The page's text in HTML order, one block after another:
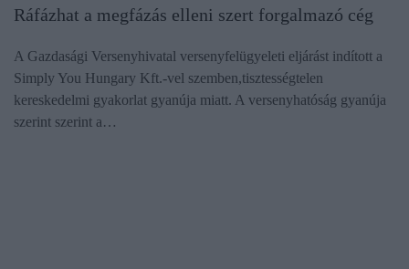
Ráfázhat a megfázás elleni szert forgalmazó cég
A Gazdasági Versenyhivatal versenyfelügyeleti eljárást indított a
Simply You Hungary Kft.-vel szemben,tisztességtelen
kereskedelmi gyakorlat gyanúja miatt. A versenyhatóság gyanúja
szerint szerint a…